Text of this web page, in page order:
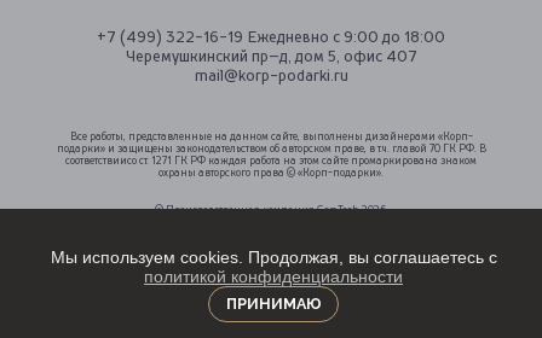
+7 (499) 322-16-19 Ежедневно с 9:00 до 18:00
Черемушкинский пр–д, дом 5, офис 407
mail@korp-podarki.ru
Все работы, представленные на данном сайте, выполнены дизайнерами «Корп-
подарки» и защищены законодательством об авторском праве, в т.ч. главой 70 ГК РФ. В
соответствиисо ст. 1271 ГК РФ каждая работа на этом сайте промаркирована знаком
охраны авторского права © «Корп-подарки».
© Производственная компания GemTech 2026.
Мы используем cookies. Продолжая, вы соглашаетесь с
политикой конфиденциальности
ПРИНИМАЮ